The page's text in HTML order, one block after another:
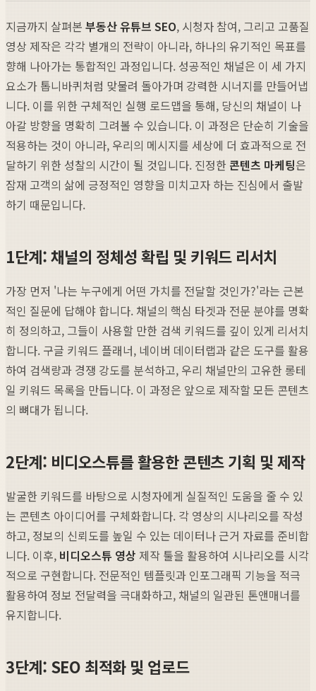
지금까지 살펴본 부동산 유튜브 SEO, 시청자 참여, 그리고 고품질
영상 제작은 각각 별개의 전략이 아니라, 하나의 유기적인 목표를
향해 나아가는 통합적인 과정입니다. 성공적인 채널은 이 세 가지
요소가 톱니바퀴처럼 맞물려 돌아가며 강력한 시너지를 만들어냅
니다. 이를 위한 구체적인 실행 로드맵을 통해, 당신의 채널이 나
아갈 방향을 명확히 그려볼 수 있습니다. 이 과정은 단순히 기술을
적용하는 것이 아니라, 우리의 메시지를 세상에 더 효과적으로 전
달하기 위한 성찰의 시간이 될 것입니다. 진정한 콘텐츠 마케팅은
잠재 고객의 삶에 긍정적인 영향을 미치고자 하는 진심에서 출발
하기 때문입니다.
1단계: 채널의 정체성 확립 및 키워드 리서치
가장 먼저 '나는 누구에게 어떤 가치를 전달할 것인가?'라는 근본
적인 질문에 답해야 합니다. 채널의 핵심 타겟과 전문 분야를 명확
히 정의하고, 그들이 사용할 만한 검색 키워드를 깊이 있게 리서치
합니다. 구글 키워드 플래너, 네이버 데이터랩과 같은 도구를 활용
하여 검색량과 경쟁 강도를 분석하고, 우리 채널만의 고유한 롱테
일 키워드 목록을 만듭니다. 이 과정은 앞으로 제작할 모든 콘텐츠
의 뼈대가 됩니다.
2단계: 비디오스튜를 활용한 콘텐츠 기획 및 제작
발굴한 키워드를 바탕으로 시청자에게 실질적인 도움을 줄 수 있
는 콘텐츠 아이디어를 구체화합니다. 각 영상의 시나리오를 작성
하고, 정보의 신뢰도를 높일 수 있는 데이터나 근거 자료를 준비합
니다. 이후, 비디오스튜 영상 제작 툴을 활용하여 시나리오를 시각
적으로 구현합니다. 전문적인 템플릿과 인포그래픽 기능을 적극
활용하여 정보 전달력을 극대화하고, 채널의 일관된 톤앤매너를
유지합니다.
3단계: SEO 최적화 및 업로드